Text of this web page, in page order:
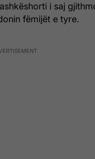
i saj
fëmijët e tyre.